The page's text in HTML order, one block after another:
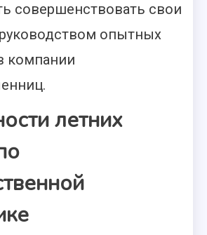
совершенствовать свои
опытных
компании
летних